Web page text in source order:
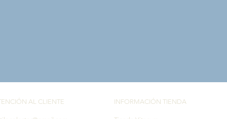
AL CLIENTE INFORMACIÓN TIENDA